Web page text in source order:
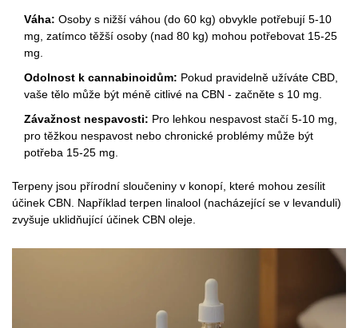
Váha: Osoby s nižší váhou (do 60 kg) obvykle potřebují 5-10
mg, zatímco těžší osoby (nad 80 kg) mohou potřebovat 15-25
mg.
Odolnost k cannabinoidům: Pokud pravidelně užíváte CBD,
vaše tělo může být méně citlivé na CBN - začněte s 10 mg.
Závažnost nespavosti: Pro lehkou nespavost stačí 5-10 mg,
pro těžkou nespavost nebo chronické problémy může být
potřeba 15-25 mg.
Terpeny jsou přírodní sloučeniny v konopí, které mohou zesílit
účinek CBN. Například terpen linalool (nacházející se v levanduli)
zvyšuje uklidňující účinek CBN oleje.